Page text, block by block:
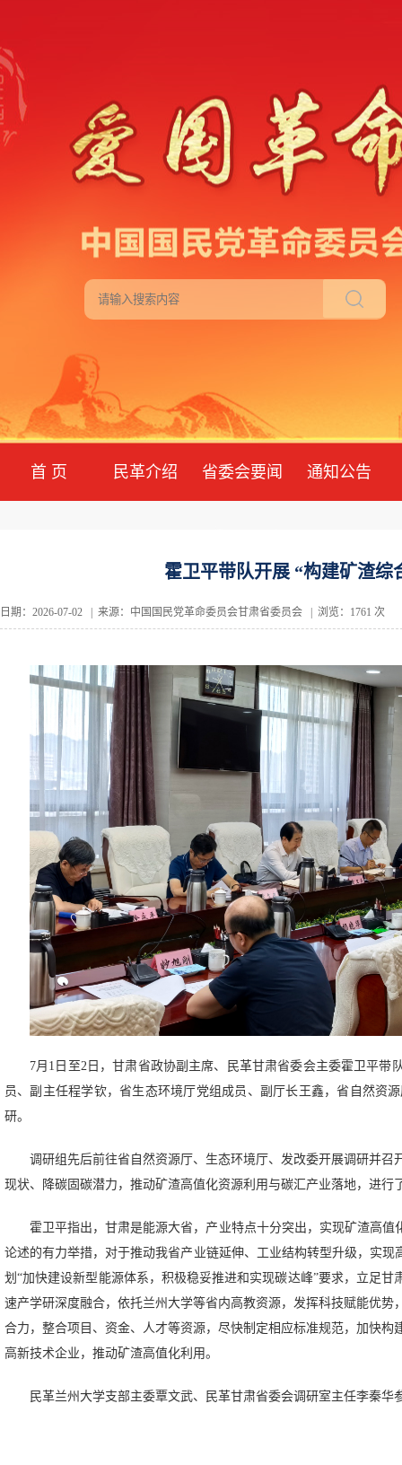
首 页 民革介绍 省委会要闻 通知公告
霍卫平带队开展 “构建矿渣综
日期：2026-07-02 | 来源：中国国民党革命委员会甘肃省委员会 | 浏览：1761 次
7月1日至2日，甘肃省政协副主席、民革甘肃省委会主委霍卫平
员、副主任程学钦，省生态环境厅党组成员、副厅长王鑫，省自然资
研。
调研组先后前往省自然资源厅、生态环境厅、发改委开展调研并
现状、降碳固碳潜力，推动矿渣高值化资源利用与碳汇产业落地，进行
霍卫平指出，甘肃是能源大省，产业特点十分突出，实现矿渣高
论述的有力举措，对于推动我省产业链延伸、工业结构转型升级，实
划“加快建设新型能源体系，积极稳妥推进和实现碳达峰”要求，立足
速产学研深度融合，依托兰州大学等省内高教资源，发挥科技赋能优
合力，整合项目、资金、人才等资源，尽快制定相应标准规范，加快
高新技术企业，推动矿渣高值化利用。
民革兰州大学支部主委覃文武、民革甘肃省委会调研室主任李秦华